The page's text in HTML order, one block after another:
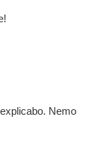
Nemo